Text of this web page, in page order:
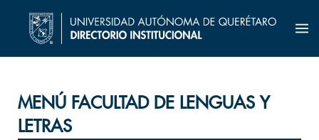
MENÚ FACULTAD DE LENGUAS Y
LETRAS